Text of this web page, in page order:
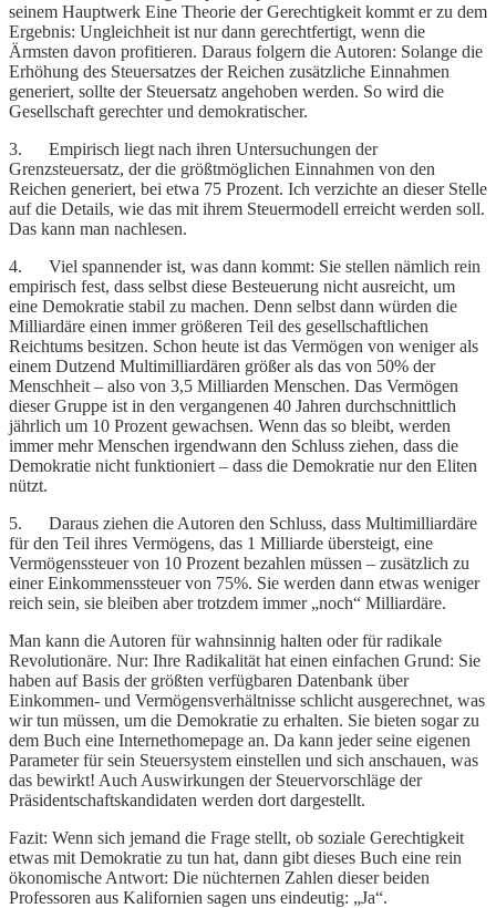
seinem Hauptwerk Eine Theorie der Gerechtigkeit kommt er zu dem
Ergebnis: Ungleichheit ist nur dann gerechtfertigt, wenn die
Ärmsten davon profitieren. Daraus folgern die Autoren: Solange die
Erhöhung des Steuersatzes der Reichen zusätzliche Einnahmen
generiert, sollte der Steuersatz angehoben werden. So wird die
Gesellschaft gerechter und demokratischer.
3. Empirisch liegt nach ihren Untersuchungen der
Grenzsteuersatz, der die größtmöglichen Einnahmen von den
Reichen generiert, bei etwa 75 Prozent. Ich verzichte an dieser Stelle
auf die Details, wie das mit ihrem Steuermodell erreicht werden soll.
Das kann man nachlesen.
4. Viel spannender ist, was dann kommt: Sie stellen nämlich rein
empirisch fest, dass selbst diese Besteuerung nicht ausreicht, um
eine Demokratie stabil zu machen. Denn selbst dann würden die
Milliardäre einen immer größeren Teil des gesellschaftlichen
Reichtums besitzen. Schon heute ist das Vermögen von weniger als
einem Dutzend Multimilliardären größer als das von 50% der
Menschheit – also von 3,5 Milliarden Menschen. Das Vermögen
dieser Gruppe ist in den vergangenen 40 Jahren durchschnittlich
jährlich um 10 Prozent gewachsen. Wenn das so bleibt, werden
immer mehr Menschen irgendwann den Schluss ziehen, dass die
Demokratie nicht funktioniert – dass die Demokratie nur den Eliten
nützt.
5. Daraus ziehen die Autoren den Schluss, dass Multimilliardäre
für den Teil ihres Vermögens, das 1 Milliarde übersteigt, eine
Vermögenssteuer von 10 Prozent bezahlen müssen – zusätzlich zu
einer Einkommenssteuer von 75%. Sie werden dann etwas weniger
reich sein, sie bleiben aber trotzdem immer „noch“ Milliardäre.
Man kann die Autoren für wahnsinnig halten oder für radikale
Revolutionäre. Nur: Ihre Radikalität hat einen einfachen Grund: Sie
haben auf Basis der größten verfügbaren Datenbank über
Einkommen- und Vermögensverhältnisse schlicht ausgerechnet, was
wir tun müssen, um die Demokratie zu erhalten. Sie bieten sogar zu
dem Buch eine Internethomepage an. Da kann jeder seine eigenen
Parameter für sein Steuersystem einstellen und sich anschauen, was
das bewirkt! Auch Auswirkungen der Steuervorschläge der
Präsidentschaftskandidaten werden dort dargestellt.
Fazit: Wenn sich jemand die Frage stellt, ob soziale Gerechtigkeit
etwas mit Demokratie zu tun hat, dann gibt dieses Buch eine rein
ökonomische Antwort: Die nüchternen Zahlen dieser beiden
Professoren aus Kalifornien sagen uns eindeutig: „Ja“.